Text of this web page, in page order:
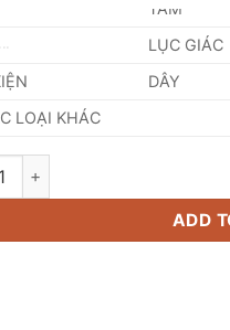
TẤM
LỤC GIÁC
DÂY
LOẠI KHÁC
SBHS400 quantity
ADD